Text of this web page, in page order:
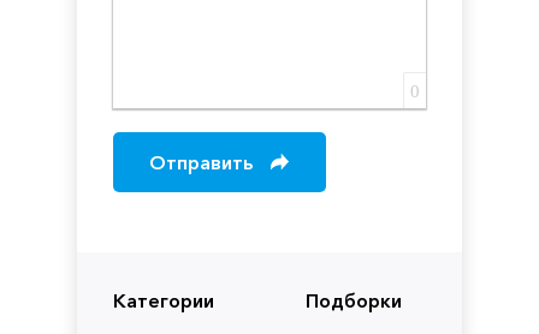
Категории Подборки
0
Отправить